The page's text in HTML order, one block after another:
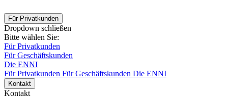
Für Privatkunden
Dropdown schließen
Bitte wählen Sie:
Für Privatkunden
Für Geschäftskunden
Die ENNI
Für Privatkunden Für Geschäftskunden Die ENNI
Kontakt
Kontakt